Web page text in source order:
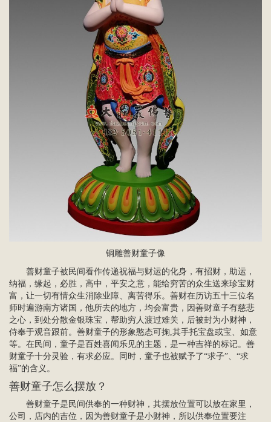
铜雕善财童子像
善财童子被民间看作传递祝福与财运的化身，有招财，助运，
纳福，缘起，必胜，高中，平安之意，能给穷苦的众生送来珍宝财
富，让一切有情众生消除业障、离苦得乐。善财在历访五十三位名
师时遍游南方诸国，他所去的地方，均会富贵，因善财童子有慈悲
之心，到处分散金银珠宝，帮助穷人渡过难关，后被封为小财神，
侍奉于观音跟前。善财童子的形象憨态可掬,其手托宝盘或宝、如意
等。在民间，童子是百姓喜闻乐见的主题，是一种吉祥的标记。善
财童子十分灵验，有求必应。同时，童子也被赋予了“求子”、“求
福”的含义。
善财童子怎么摆放？
善财童子是民间供奉的一种财神，其摆放位置可以放在家里，
公司，店内的吉位，因为善财童子是小财神，所以供奉位置要注